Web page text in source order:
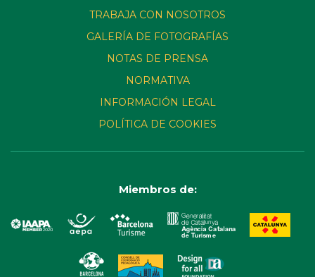
TRABAJA CON NOSOTROS
GALERÍA DE FOTOGRAFÍAS
NOTAS DE PRENSA
NORMATIVA
INFORMACIÓN LEGAL
POLÍTICA DE COOKIES
Miembros de: